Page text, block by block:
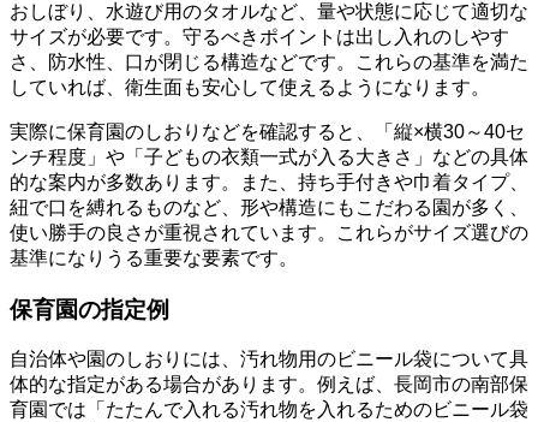
おしぼり、水遊び用のタオルなど、量や状態に応じて適切な
サイズが必要です。守るべきポイントは出し入れのしやす
さ、防水性、口が閉じる構造などです。これらの基準を満た
していれば、衛生面も安心して使えるようになります。
実際に保育園のしおりなどを確認すると、「縦×横30～40セ
ンチ程度」や「子どもの衣類一式が入る大きさ」などの具体
的な案内が多数あります。また、持ち手付きや巾着タイプ、
紐で口を縛れるものなど、形や構造にもこだわる園が多く、
使い勝手の良さが重視されています。これらがサイズ選びの
基準になりうる重要な要素です。
保育園の指定例
自治体や園のしおりには、汚れ物用のビニール袋について具
体的な指定がある場合があります。例えば、長岡市の南部保
育園では「たたんで入れる汚れ物を入れるためのビニール袋